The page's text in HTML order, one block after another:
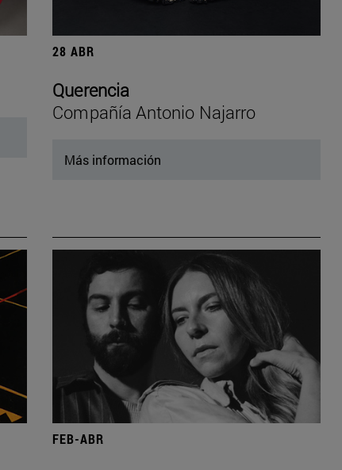
28 ABR
Querencia
Compañía Antonio Najarro
Más información
FEB-ABR